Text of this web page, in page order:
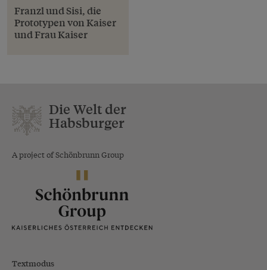
Franzl und Sisi, die
Prototypen von Kaiser
und Frau Kaiser
Die Welt der
Habsburger
A project of Schönbrunn Group
Textmodus